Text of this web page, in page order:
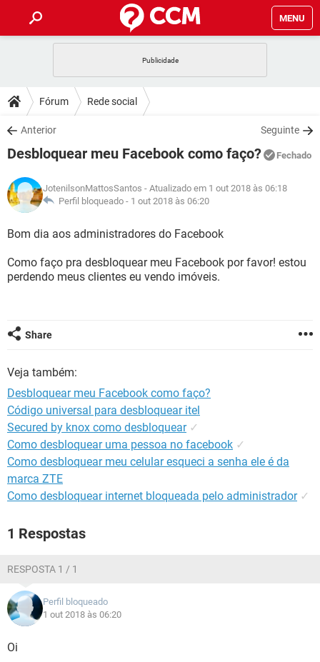
MENU
CELULAR
OUTLOOK
INSTAGRAM GMAIL
GUIA DE COMPRAS
DICAS
JOGOS
INSTAGRAM GMAIL
GUIA DE COMPRAS
DOWNLOADS
JOGOS WHATSAPP
CELULAR
OUTLOOK EXCEL
INSTAGRAM GMAIL
JOGOS WHATSAPP
CELULAR
OUTLOOK EXCEL
INSTAGRAM GMAIL
GLOSSÁRIO
JOGOS WHATSAPP
OUTLOOK EXCEL
GUIA DE COMPRAS
Fórum Rede social
Anterior Seguinte
Desbloquear meu Facebook como faço? Fechado
JotenilsonMattosSantos - Atualizado em 1 out 2018 às 06:18
Perfil bloqueado - 1 out 2018 às 06:20
Bom dia aos administradores do Facebook
Como faço pra desbloquear meu Facebook por favor! estou
perdendo meus clientes eu vendo imóveis.
Share
Veja também:
Desbloquear meu Facebook como faço?
Código universal para desbloquear itel
Secured by knox como desbloquear ✓
Como desbloquear uma pessoa no facebook ✓
Como desbloquear meu celular esqueci a senha ele é da
marca ZTE
Como desbloquear internet bloqueada pelo administrador ✓
1 Respostas
RESPOSTA 1 / 1
Perfil bloqueado
1 out 2018 às 06:20
Oi